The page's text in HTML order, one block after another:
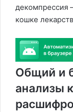
декомпрессия
кошке
Общий и
анализы